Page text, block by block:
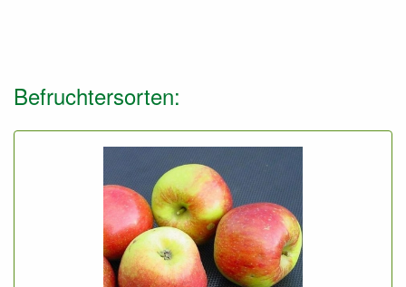
Befruchtersorten: